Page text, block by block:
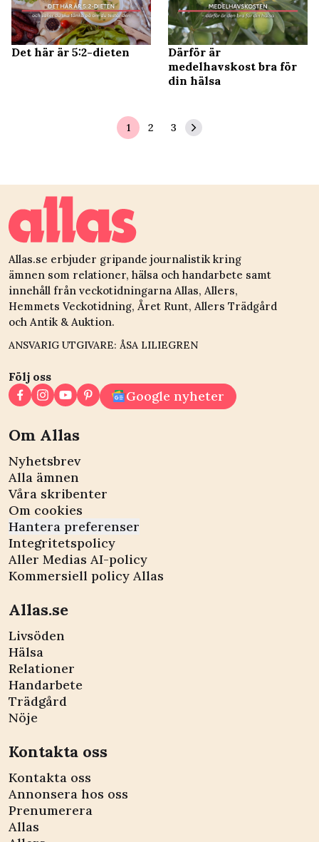
Det här är 5:2-dieten
Därför är
medelhavskost bra för
din hälsa
1 2 3
Allas.se erbjuder gripande journalistik kring
ämnen som relationer, hälsa och handarbete samt
innehåll från veckotidningarna Allas, Allers,
Hemmets Veckotidning, Året Runt, Allers Trädgård
och Antik & Auktion.
ANSVARIG UTGIVARE: ÅSA LILIEGREN
Följ oss
Google nyheter
Om Allas
Nyhetsbrev
Alla ämnen
Våra skribenter
Om cookies
Hantera preferenser
Integritetspolicy
Aller Medias AI-policy
Kommersiell policy Allas
Allas.se
Livsöden
Hälsa
Relationer
Handarbete
Trädgård
Nöje
Kontakta oss
Kontakta oss
Annonsera hos oss
Prenumerera
Allas